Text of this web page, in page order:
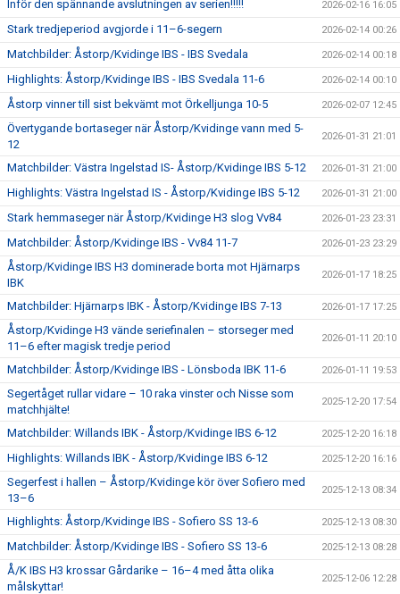
Inför den spännande avslutningen av serien!!!!! 2026-02-16 16:05
Stark tredjeperiod avgjorde i 11–6-segern 2026-02-14 00:26
Matchbilder: Åstorp/Kvidinge IBS - IBS Svedala 2026-02-14 00:18
Highlights: Åstorp/Kvidinge IBS - IBS Svedala 11-6 2026-02-14 00:10
Åstorp vinner till sist bekvämt mot Örkelljunga 10-5 2026-02-07 12:45
Övertygande bortaseger när Åstorp/Kvidinge vann med 5-
12
2026-01-31 21:01
Matchbilder: Västra Ingelstad IS- Åstorp/Kvidinge IBS 5-12 2026-01-31 21:00
Highlights: Västra Ingelstad IS - Åstorp/Kvidinge IBS 5-12 2026-01-31 21:00
Stark hemmaseger när Åstorp/Kvidinge H3 slog Vv84 2026-01-23 23:31
Matchbilder: Åstorp/Kvidinge IBS - Vv84 11-7 2026-01-23 23:29
Åstorp/Kvidinge IBS H3 dominerade borta mot Hjärnarps
IBK
2026-01-17 18:25
Matchbilder: Hjärnarps IBK - Åstorp/Kvidinge IBS 7-13 2026-01-17 17:25
Åstorp/Kvidinge H3 vände seriefinalen – storseger med
11–6 efter magisk tredje period
2026-01-11 20:10
Matchbilder: Åstorp/Kvidinge IBS - Lönsboda IBK 11-6 2026-01-11 19:53
Segertåget rullar vidare – 10 raka vinster och Nisse som
matchhjälte!
2025-12-20 17:54
Matchbilder: Willands IBK - Åstorp/Kvidinge IBS 6-12 2025-12-20 16:18
Highlights: Willands IBK - Åstorp/Kvidinge IBS 6-12 2025-12-20 16:16
Segerfest i hallen – Åstorp/Kvidinge kör över Sofiero med
13–6
2025-12-13 08:34
Highlights: Åstorp/Kvidinge IBS - Sofiero SS 13-6 2025-12-13 08:30
Matchbilder: Åstorp/Kvidinge IBS - Sofiero SS 13-6 2025-12-13 08:28
Å/K IBS H3 krossar Gårdarike – 16–4 med åtta olika
målskyttar!
2025-12-06 12:28